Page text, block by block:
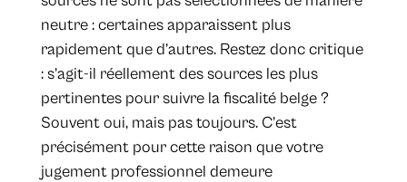
neutre : certaines apparaissent plus
rapidement que d’autres. Restez donc critique
: s’agit-il réellement des sources les plus
pertinentes pour suivre la fiscalité belge ?
Souvent oui, mais pas toujours. C’est
précisément pour cette raison que votre
jugement professionnel demeure